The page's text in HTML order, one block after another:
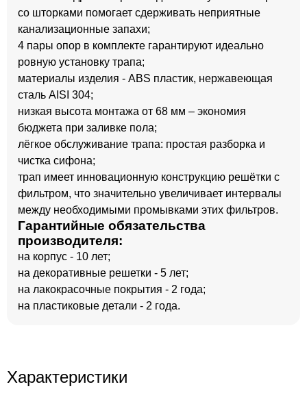
со шторками помогает сдерживать неприятные
канализационные запахи;
4 пары опор в комплекте гарантируют идеально
ровную установку трапа;
материалы изделия - ABS пластик, нержавеющая
сталь AISI 304;
низкая высота монтажа от 68 мм – экономия
бюджета при заливке пола;
лёгкое обслуживание трапа: простая разборка и
чистка сифона;
трап имеет инновационную конструкцию решётки с
фильтром, что значительно увеличивает интервалы
между необходимыми промывками этих фильтров.
Гарантийные обязательства
производителя:
на корпус - 10 лет;
на декоративные решетки - 5 лет;
на лакокрасочные покрытия - 2 года;
на пластиковые детали - 2 года.
Характеристики